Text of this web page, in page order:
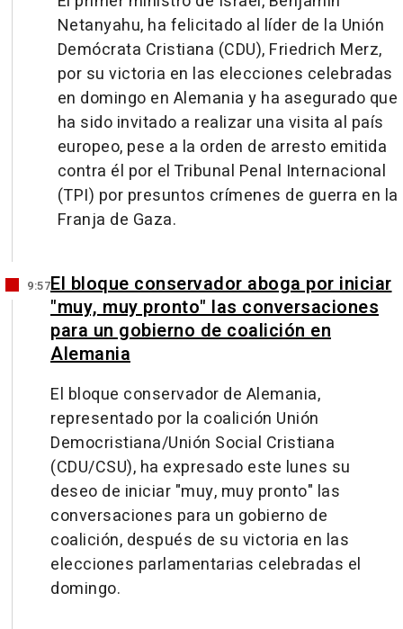
Netanyahu, ha felicitado al líder de la Unión
Demócrata Cristiana (CDU), Friedrich Merz,
por su victoria en las elecciones celebradas
en domingo en Alemania y ha asegurado que
ha sido invitado a realizar una visita al país
europeo, pese a la orden de arresto emitida
contra él por el Tribunal Penal Internacional
(TPI) por presuntos crímenes de guerra en la
Franja de Gaza.
9:57El bloque conservador aboga por iniciar
"muy, muy pronto" las conversaciones
para un gobierno de coalición en
Alemania
El bloque conservador de Alemania,
representado por la coalición Unión
Democristiana/Unión Social Cristiana
(CDU/CSU), ha expresado este lunes su
deseo de iniciar "muy, muy pronto" las
conversaciones para un gobierno de
coalición, después de su victoria en las
elecciones parlamentarias celebradas el
domingo.